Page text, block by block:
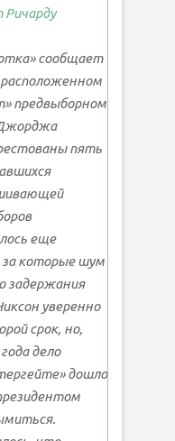
Ричарду
сообщает
расположенном
предвыборном
пять
еще
за которые шум
задержания
уверенно
срок, но,
дело
дошло